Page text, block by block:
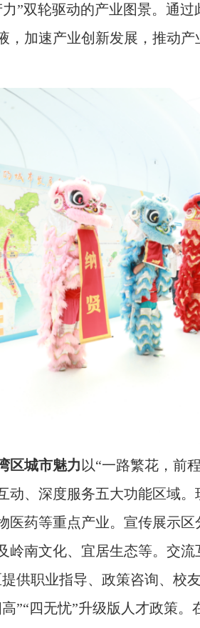
”双轮驱动的产业图景。通
，加速产业创新发展，推动产
区城市魅力 以“一路繁花，前
动、深度服务五大功能区域
医药等重点产业。宣传展示
岭南文化、宜居生态等。交
供职业指导、政策咨询、校
”“四无忧”升级版人才政策。